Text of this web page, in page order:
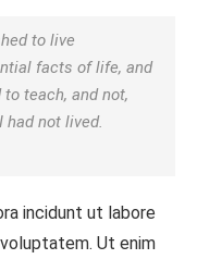
to live
facts of life, and
teach, and not,
had not lived.
incidunt ut labore
Ut enim